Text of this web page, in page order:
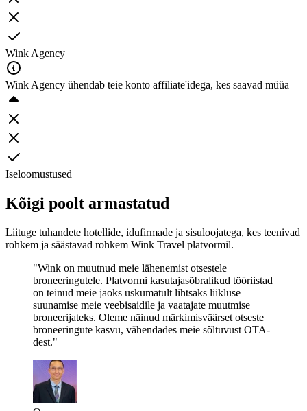
Wink Agency
Wink Agency ühendab teie konto affiliate'idega, kes saavad müüa
Iseloomustused
Kõigi poolt armastatud
Liituge tuhandete hotellide, idufirmade ja sisuloojatega, kes teenivad
rohkem ja säästavad rohkem Wink Travel platvormil.
"Wink on muutnud meie lähenemist otsestele
broneeringutele. Platvormi kasutajasõbralikud tööriistad
on teinud meie jaoks uskumatult lihtsaks liikluse
suunamise meie veebisaidile ja vaatajate muutmise
broneerijateks. Oleme näinud märkimisväärset otseste
broneeringute kasvu, vähendades meie sõltuvust OTA-
dest."